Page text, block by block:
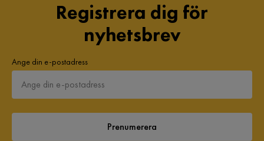
Registrera dig för
nyhetsbrev
Ange din e-postadress
Prenumerera